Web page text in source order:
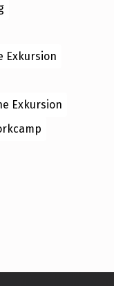
Exkursion
Exkursion